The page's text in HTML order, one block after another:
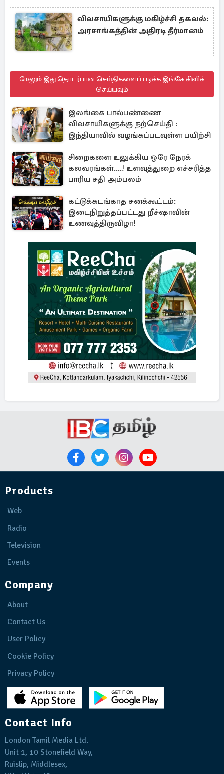
விவசாயிகளுக்கு மகிழ்ச்சி தகவல்:
அரசாங்கத்தின் அதிரடி தீர்மானம்
மேலும் இது தொடர்பான செய்திகளைப் படிக்க இங்கே கிளிக்
செய்யவும்
இலங்கை பால்பண்ணை
விவசாயிகளுக்கு நற்செய்தி :
இந்தியாவில் வழங்கப்படவுள்ள பயிற்சி
சிறைகளை உலுக்கிய ஒரே நேரக்
கலவரங்கள்....! உளவுத்துறை எச்சரித்த
பாரிய சதி அம்பலம்
கட்டுக்கடங்காத சனக்கூட்டம்:
இடைநிறுத்தப்பட்டது றீச்ஷாவின்
உணவுத்திருவிழா!
Products
Web
Radio
Television
Events
Company
About
Contact Us
User Policy
Cookie Policy
Privacy Policy
Contact Info
London Tamil Media Ltd.
Unit 1, 10 Stonefield Way,
Ruislip, Middlesex,